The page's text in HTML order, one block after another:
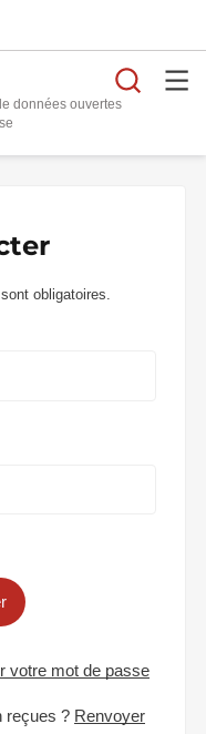
données ouvertes
obligatoires.
votre mot de passe
reçues ? Renvoyer